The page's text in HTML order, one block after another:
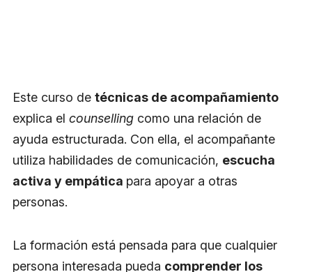
Este curso de técnicas de acompañamiento
explica el counselling como una relación de
ayuda estructurada. Con ella, el acompañante
utiliza habilidades de comunicación, escucha
activa y empática para apoyar a otras
personas.
La formación está pensada para que cualquier
persona interesada pueda comprender los